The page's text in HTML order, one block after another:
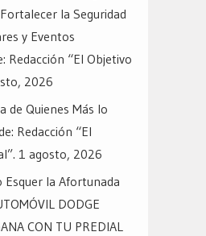
la Seguridad
y Eventos
Redacción “El Objetivo
2026
de Quienes Más lo
Redacción “El
1 agosto, 2026
Esquer la Afortunada
DODGE
CON TU PREDIAL